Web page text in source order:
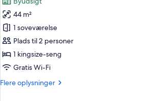
med
sovesofa
byudsigt
af
Junior-
værelse
-
1
kingsize-
-
44 m²
1 soveværelse
Plads til 2 personer
1 kingsize-seng
Gratis Wi-Fi
Flere oplysninger
Flere